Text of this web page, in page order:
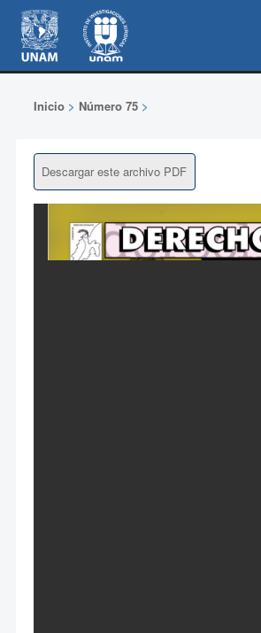
Inicio> Número 75>
Descargar este archivo PDF